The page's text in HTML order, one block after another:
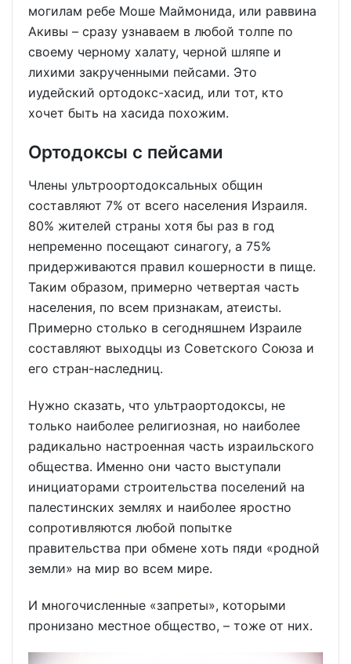
могилам ребе Моше Маймонида, или раввина
Акивы – сразу узнаваем в любой толпе по
своему черному халату, черной шляпе и
лихими закрученными пейсами. Это
иудейский ортодокс-хасид, или тот, кто
хочет быть на хасида похожим.
Ортодоксы с пейсами
Члены ультроортодоксальных общин
составляют 7% от всего населения Израиля.
80% жителей страны хотя бы раз в год
непременно посещают синагогу, а 75%
придерживаются правил кошерности в пище.
Таким образом, примерно четвертая часть
населения, по всем признакам, атеисты.
Примерно столько в сегодняшнем Израиле
составляют выходцы из Советского Союза и
его стран-наследниц.
Нужно сказать, что ультраортодоксы, не
только наиболее религиозная, но наиболее
радикально настроенная часть израильского
общества. Именно они часто выступали
инициаторами строительства поселений на
палестинских землях и наиболее яростно
сопротивляются любой попытке
правительства при обмене хоть пяди «родной
земли» на мир во всем мире.
И многочисленные «запреты», которыми
пронизано местное общество, – тоже от них.